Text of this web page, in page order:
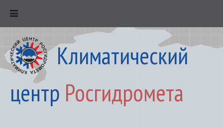
Климатический
центр Росгидромета